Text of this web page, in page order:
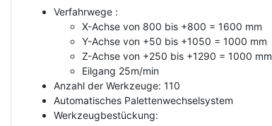
Verfahrwege :
X-Achse von 800 bis +800 = 1600 mm
Y-Achse von +50 bis +1050 = 1000 mm
Z-Achse von +250 bis +1290 = 1000 mm
Eilgang 25m/min
Anzahl der Werkzeuge: 110
Automatisches Palettenwechselsystem
Werkzeugbestückung: